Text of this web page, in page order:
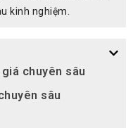
kinh nghiệm.
chuyên sâu
sâu